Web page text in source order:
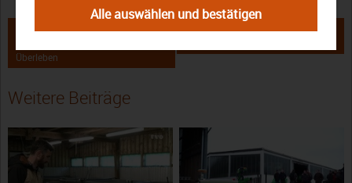
← Der Bezirk – Das Magazin: Das
Überleben
Baunach: Startschuss für die
Weitere Beiträge
Alle auswählen und bestätigen